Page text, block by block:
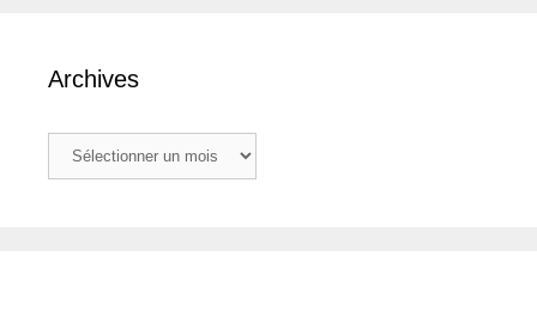
Archives
Archives